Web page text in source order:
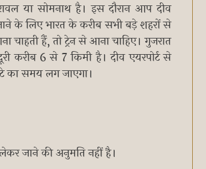
या सोमनाथ है। इस दौरान आप दीव
के लिए भारत के करीब सभी बड़े शहरों से
हैं, तो ट्रेन से आना चाहिए। गुजरात
करीब 6 से 7 किमी है। दीव एयरपोर्ट से
का समय लग जाएगा।
जाने की अनुमति नहीं है।